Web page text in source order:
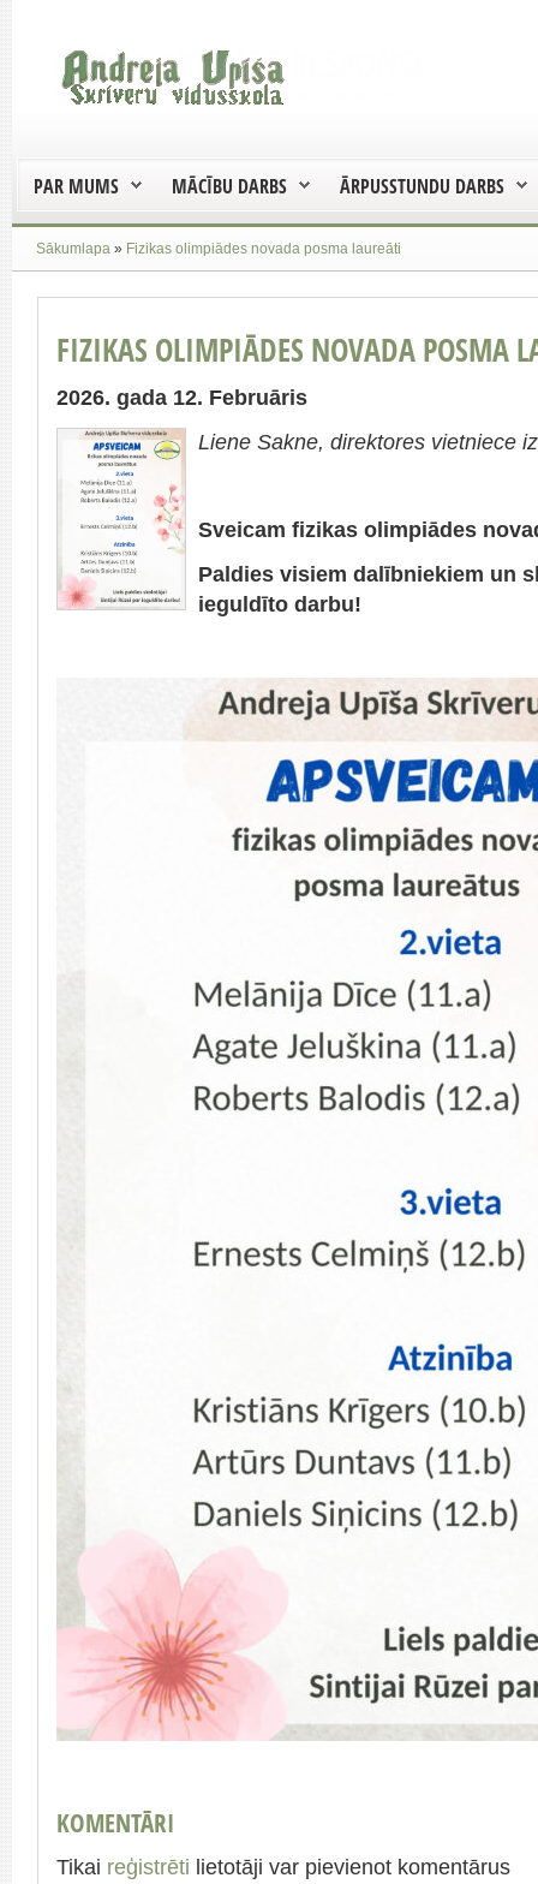
PAR MUMS MĀCĪBU DARBS ĀRPUSSTUNDU DARBS
Sākumlapa » Fizikas olimpiādes novada posma laureāti
FIZIKAS OLIMPIĀDES NOVADA POSMA
2026. gada 12. Februāris
Liene Sakne, direktores vietniece
Sveicam fizikas olimpiādes
Paldies visiem dalībniekiem un
ieguldīto darbu!
KOMENTĀRI
Tikai reģistrēti lietotāji var pievienot komentārus